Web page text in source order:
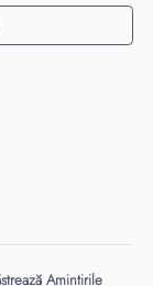
Amintirile